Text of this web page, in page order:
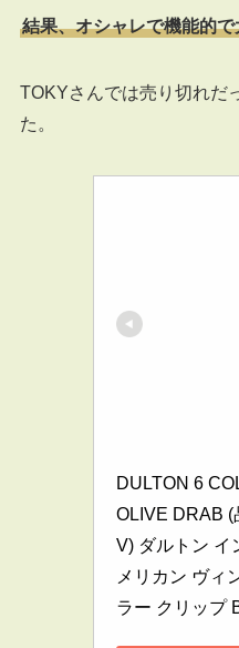
結果、オシャレで機能的
TOKYさんでは売り切れだ
た。
DULTON 6
OLIVE DRAB
V) ダルトン イ
メリカン ヴィ
ラー クリップ